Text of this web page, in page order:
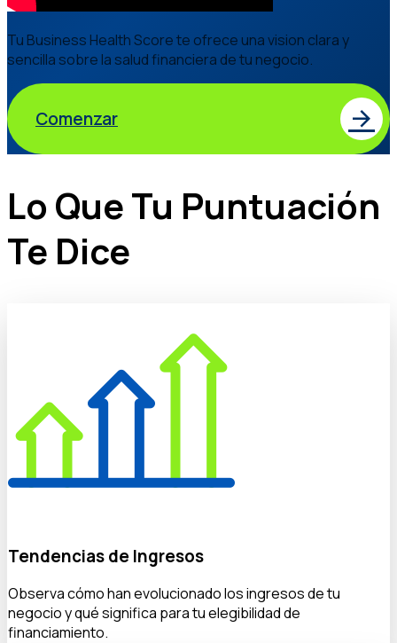
Tu Business Health Score te ofrece una vision clara y
sencilla sobre la salud financiera de tu negocio.
Comenzar
Lo Que Tu Puntuación
Te Dice
Tendencias de Ingresos
Observa cómo han evolucionado los ingresos de tu
negocio y qué significa para tu elegibilidad de
financiamiento.